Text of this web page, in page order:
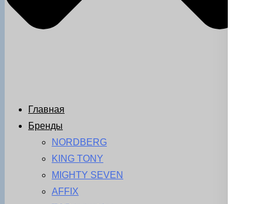
Главная
Бренды
NORDBERG
KING TONY
MIGHTY SEVEN
AFFIX